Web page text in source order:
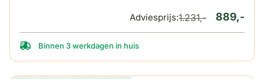
889,-
Adviesprijs:1.231,-
Binnen 3 werkdagen in huis